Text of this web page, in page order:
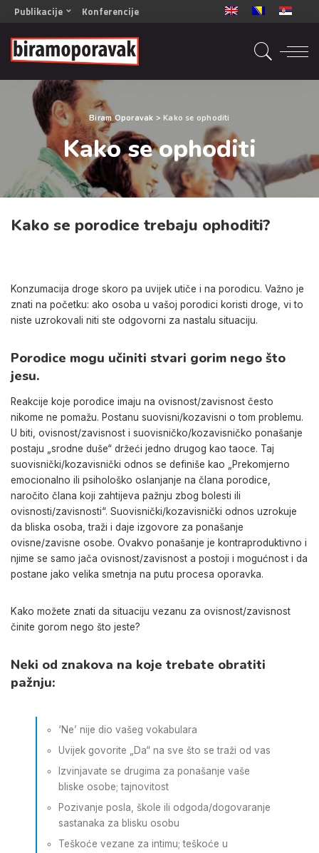
Publikacije
OPORAVAK- Naš zajednički cilj BiH/CG
OPORAVAK- Naš zajednički cilj SRB
RECOVERY- Our common goal ENG
OPORAVAK- Naš zajednički cilj 2
Mala knjiga vještina
Šta ne raditi
Radna sveska za oporavak
Konferencije
Biram Oporavak >Kako se ophoditi
Kako se ophoditi
Kako se porodice trebaju ophoditi?
Konzumacija droge skoro pa uvijek utiče i na porodicu. Važno je
znati na početku: ako osoba u vašoj porodici koristi droge, vi to
niste uzrokovali niti ste odgovorni za nastalu situaciju.
Porodice mogu učiniti stvari gorim nego što
jesu.
Reakcije koje porodice imaju na ovisnost/zavisnost često
nikome ne pomažu. Postanu suovisni/kozavisni o tom problemu.
U biti, ovisnost/zavisnost i suovisničko/kozavisničko ponašanje
postaju „srodne duše“ držeći jedno drugog kao taoce. Taj
suovisnički/kozavisnički odnos se definiše kao „Prekomjerno
emocionalno ili psihološko oslanjanje na člana porodice,
naročito člana koji zahtijeva pažnju zbog bolesti ili
ovisnosti/zavisnosti“. Suovisnički/kozavisnički odnos uzrokuje
da bliska osoba, traži i daje izgovore za ponašanje
ovisne/zavisne osobe. Ovakvo ponašanje je kontraproduktivno i
njime se samo jača ovisnost/zavisnost a postoji i mogućnost i da
postane jako velika smetnja na putu procesa oporavka.
Kako možete znati da situaciju vezanu za ovisnost/zavisnost
činite gorom nego što jeste?
Neki od znakova na koje trebate obratiti
pažnju:
‘Ne’ nije dio vašeg vokabulara
Uvijek govorite „Da“ na sve što se traži od vas
Izvinjavate se drugima za ponašanje vaše
bliske osobe; tajnovitost
Pozivanje posla, škole ili odgoda/dogovaranje
sastanaka za blisku osobu
Teškoće vezane za intimu; teškoće u